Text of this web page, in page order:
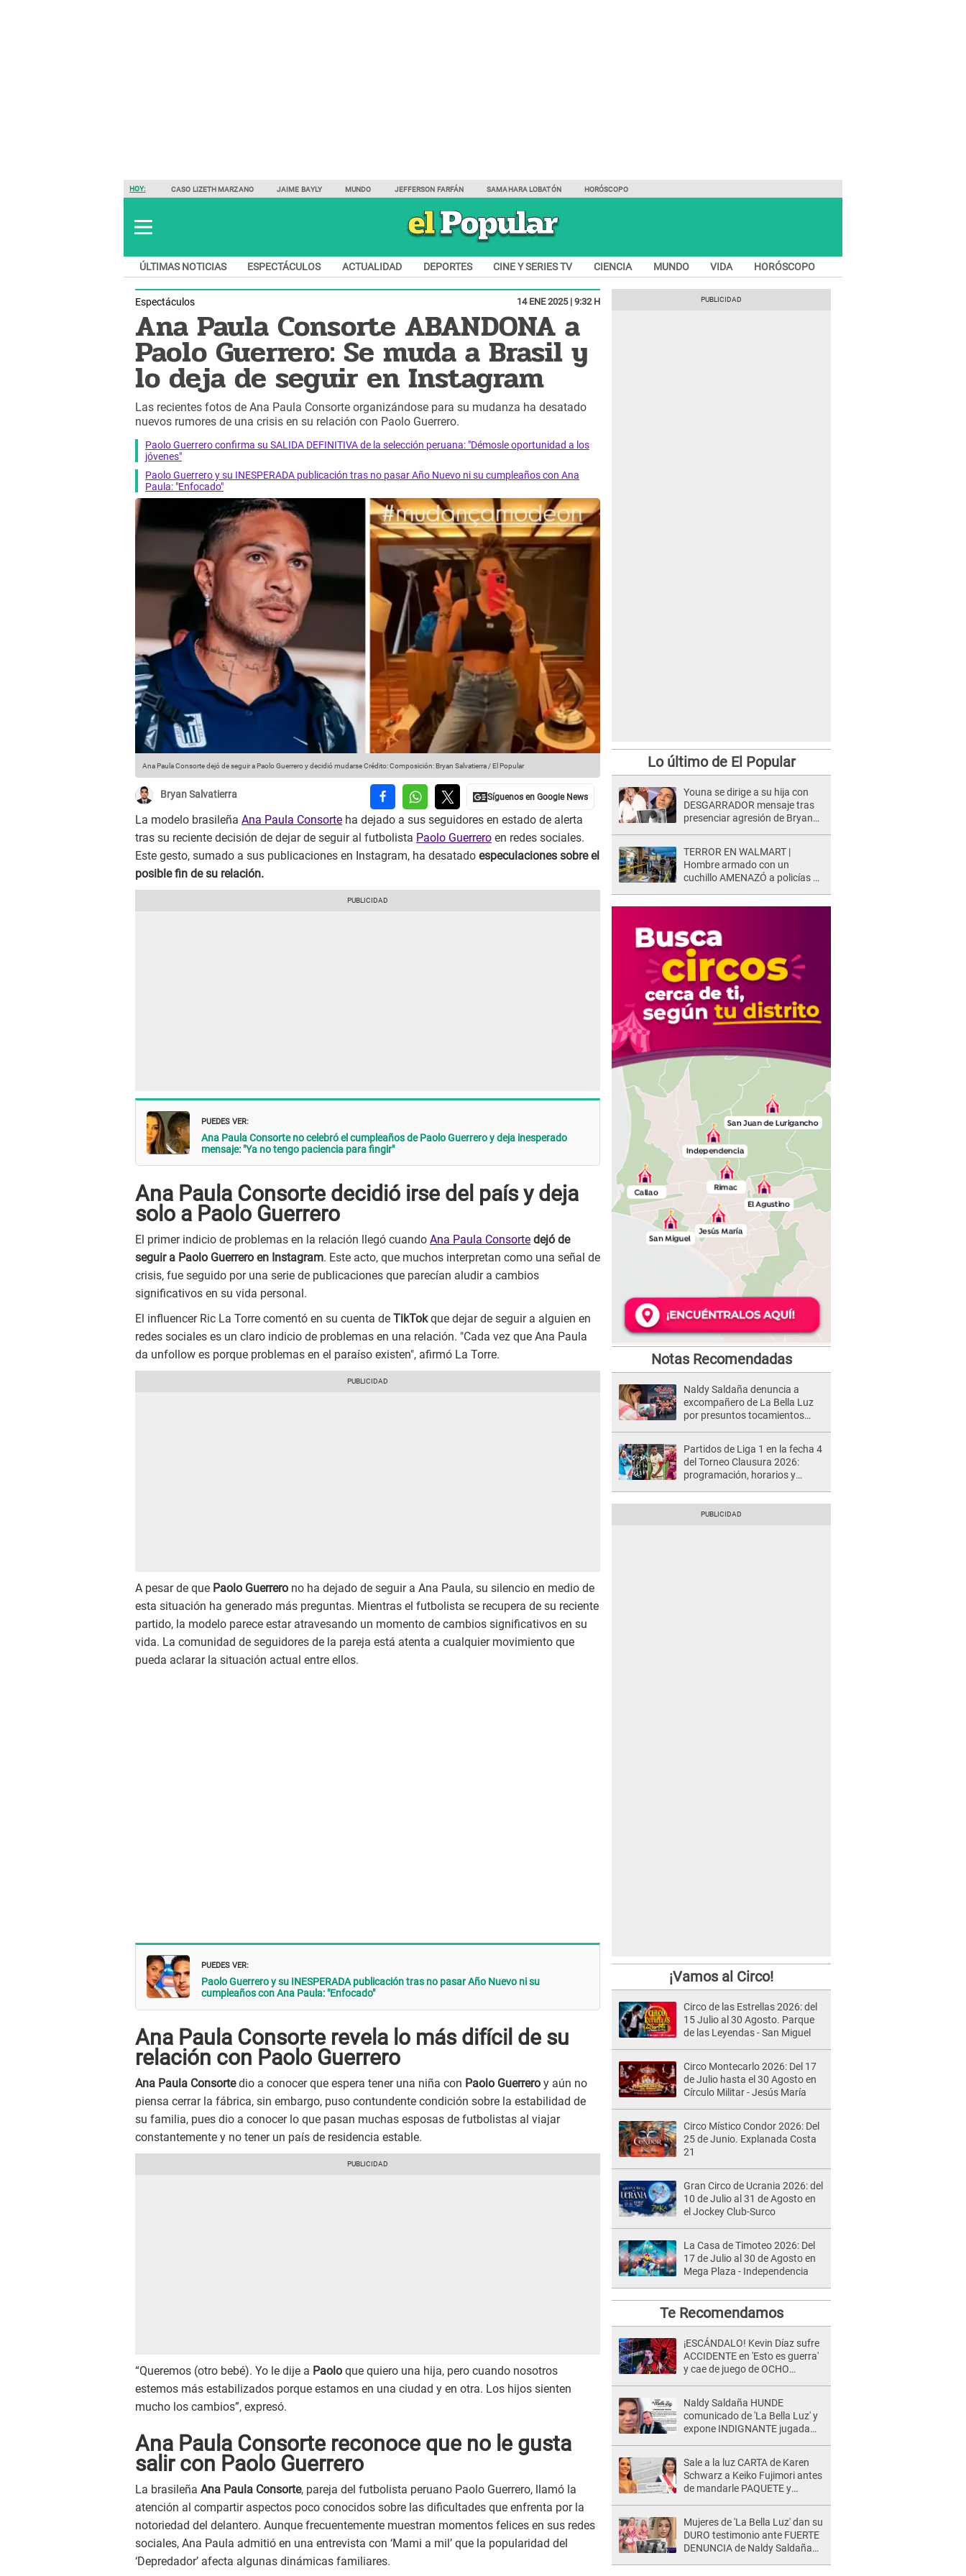
HOY: CASO LIZETH MARZANO JAIME BAYLY MUNDO JEFFERSON FARFÁN SAMAHARA LOBATÓN HORÓSCOPO
ÚLTIMAS NOTICIAS ESPECTÁCULOS ACTUALIDAD DEPORTES CINE Y SERIES TV CIENCIA MUNDO VIDA HORÓSCOPO
Espectáculos 14 ENE 2025 | 9:32 H
Ana Paula Consorte ABANDONA a
Paolo Guerrero: Se muda a Brasil y
lo deja de seguir en Instagram
Las recientes fotos de Ana Paula Consorte organizándose para su mudanza ha desatado
nuevos rumores de una crisis en su relación con Paolo Guerrero.
Paolo Guerrero confirma su SALIDA DEFINITIVA de la selección peruana: "Démosle oportunidad a los
jóvenes"
Paolo Guerrero y su INESPERADA publicación tras no pasar Año Nuevo ni su cumpleaños con Ana
Paula: "Enfocado"
Ana Paula Consorte dejó de seguir a Paolo Guerrero y decidió mudarseCrédito: Composición: Bryan Salvatierra / El Popular
Bryan Salvatierra
La modelo brasileña Ana Paula Consorte ha dejado a sus seguidores en estado de alerta
tras su reciente decisión de dejar de seguir al futbolista Paolo Guerrero en redes sociales.
Este gesto, sumado a sus publicaciones en Instagram, ha desatado especulaciones sobre el
posible fin de su relación.
PUEDES VER:
Ana Paula Consorte no celebró el cumpleaños de Paolo Guerrero y deja inesperado
mensaje: "Ya no tengo paciencia para fingir"
Ana Paula Consorte decidió irse del país y deja
solo a Paolo Guerrero
El primer indicio de problemas en la relación llegó cuando Ana Paula Consorte dejó de
seguir a Paolo Guerrero en Instagram. Este acto, que muchos interpretan como una señal de
crisis, fue seguido por una serie de publicaciones que parecían aludir a cambios
significativos en su vida personal.
El influencer Ric La Torre comentó en su cuenta de TikTokque dejar de seguir a alguien en
redes sociales es un claro indicio de problemas en una relación. "Cada vez que Ana Paula
da unfollow es porque problemas en el paraíso existen", afirmó La Torre.
A pesar de que Paolo Guerrero no ha dejado de seguir a Ana Paula, su silencio en medio de
esta situación ha generado más preguntas. Mientras el futbolista se recupera de su reciente
partido, la modelo parece estar atravesando un momento de cambios significativos en su
vida. La comunidad de seguidores de la pareja está atenta a cualquier movimiento que
pueda aclarar la situación actual entre ellos.
PUEDES VER:
Paolo Guerrero y su INESPERADA publicación tras no pasar Año Nuevo ni su
cumpleaños con Ana Paula: "Enfocado"
Ana Paula Consorte revela lo más difícil de su
relación con Paolo Guerrero
Ana Paula Consortedio a conocer que espera tener una niña con Paolo Guerrero y aún no
piensa cerrar la fábrica, sin embargo, puso contundente condición sobre la estabilidad de
su familia, pues dio a conocer lo que pasan muchas esposas de futbolistas al viajar
constantemente y no tener un país de residencia estable.
“Queremos (otro bebé). Yo le dije a Paolo que quiero una hija, pero cuando nosotros
estemos más estabilizados porque estamos en una ciudad y en otra. Los hijos sienten
mucho los cambios”, expresó.
Ana Paula Consorte reconoce que no le gusta
salir con Paolo Guerrero
La brasileña Ana Paula Consorte, pareja del futbolista peruano Paolo Guerrero, llamó la
atención al compartir aspectos poco conocidos sobre las dificultades que enfrenta por la
notoriedad del delantero. Aunque frecuentemente muestran momentos felices en sus redes
sociales, Ana Paula admitió en una entrevista con ‘Mami a mil’ que la popularidad del
‘Depredador’ afecta algunas dinámicas familiares.
Lo último de El Popular
Youna se dirige a su hija con
DESGARRADOR mensaje tras
presenciar agresión de Bryan
TERROR EN WALMART |
Hombre armado con un
cuchillo AMENAZÓ a policías y
Notas Recomendadas
Naldy Saldaña denuncia a
excompañero de La Bella Luz
por presuntos tocamientos
Partidos de Liga 1 en la fecha 4
del Torneo Clausura 2026:
programación, horarios y
¡Vamos al Circo!
Circo de las Estrellas 2026: del
15 Julio al 30 Agosto. Parque
de las Leyendas - San Miguel
Circo Montecarlo 2026: Del 17
de Julio hasta el 30 Agosto en
Círculo Militar - Jesús María
Circo Místico Condor 2026: Del
25 de Junio. Explanada Costa
21
Gran Circo de Ucrania 2026: del
10 de Julio al 31 de Agosto en
el Jockey Club-Surco
La Casa de Timoteo 2026: Del
17 de Julio al 30 de Agosto en
Mega Plaza - Independencia
Te Recomendamos
¡ESCÁNDALO! Kevin Díaz sufre
ACCIDENTE en 'Esto es guerra'
y cae de juego de OCHO
Naldy Saldaña HUNDE
comunicado de 'La Bella Luz' y
expone INDIGNANTE jugada
Sale a la luz CARTA de Karen
Schwarz a Keiko Fujimori antes
de mandarle PAQUETE y
Mujeres de 'La Bella Luz' dan su
DURO testimonio ante FUERTE
DENUNCIA de Naldy Saldaña